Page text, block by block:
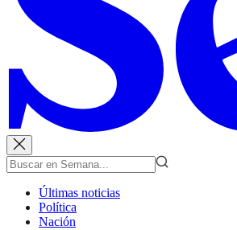
Últimas noticias
Política
Nación